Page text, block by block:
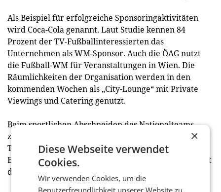
Als Beispiel für erfolgreiche Sponsoringaktivitäten
wird Coca-Cola genannt. Laut Studie kennen 84
Prozent der TV-Fußballinteressierten das
Unternehmen als WM-Sponsor. Auch die ÖAG nutzt
die Fußball-WM für Veranstaltungen in Wien. Die
Räumlichkeiten der Organisation werden in den
kommenden Wochen als „City-Lounge“ mit Private
Viewings und Catering genutzt.
Beim sportlichen Abschneiden des Nationalteams
zeigen sich die Befragten optimistisch: 83 Prozent der
TV-Fußballinteressierten erwarten mindestens das
Erreichen der nächsten Runde, 3 Prozent rechnen mit
dem WM-Titel. (red)
×
Diese Webseite verwendet
Cookies.
Wir verwenden Cookies, um die
Benutzerfreundlichkeit unserer Website zu